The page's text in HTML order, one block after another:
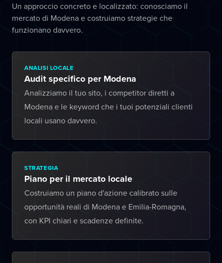
Un approccio concreto e localizzato: conosciamo il
mercato di Modena e costruiamo strategie che
funzionano davvero.
ANALISI LOCALE
Audit specifico per Modena
Analizziamo il tuo sito, i competitor diretti a
Modena e le keyword che i tuoi potenziali clienti
locali usano davvero.
STRATEGIA
Piano per il mercato locale
Costruiamo un piano d'azione calibrato sulle
opportunità reali di Modena e Emilia-Romagna,
con KPI chiari e scadenze definite.